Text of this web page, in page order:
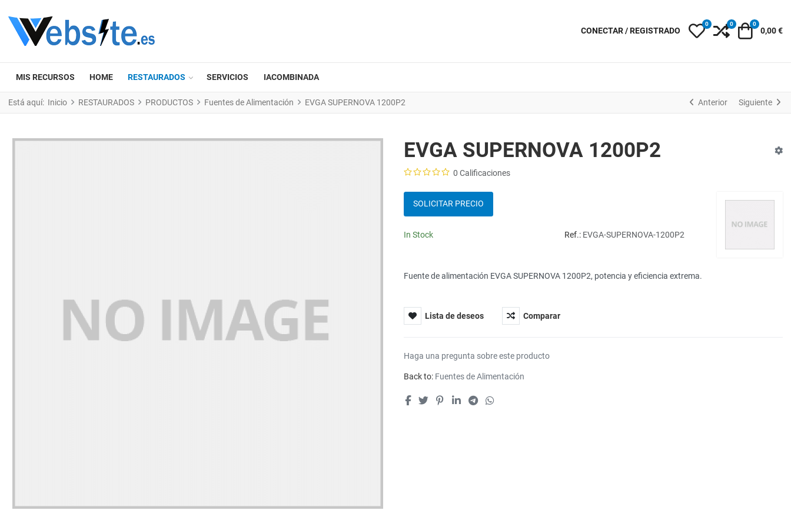
CONECTAR / REGISTRADO My Wishlist
0 Compare
0 Carro
0
0,00 €
MIS RECURSOS HOME RESTAURADOS SERVICIOS IACOMBINADA
Está aquí: Inicio RESTAURADOS PRODUCTOS Fuentes de Alimentación EVGA SUPERNOVA 1200P2 Anterior Siguiente
EVGA SUPERNOVA 1200P2
0 Calificaciones
SOLICITAR PRECIO
In Stock Ref.: EVGA-SUPERNOVA-1200P2
Fuente de alimentación EVGA SUPERNOVA 1200P2, potencia y eficiencia extrema.
Lista de deseos Comparar
Haga una pregunta sobre este producto
Back to: Fuentes de Alimentación